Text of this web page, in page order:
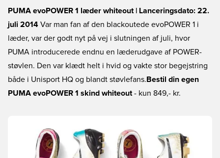
PUMA evoPOWER 1 læder whiteout | Lanceringsdato: 22.
juli 2014 Var man fan af den blackoutede evoPOWER 1 i
læder, var der godt nyt på vej i slutningen af juli, hvor
PUMA introducerede endnu en læderudgave af POWER-
støvlen. Den var klædt helt i hvid og vakte stor begejstring
både i Unisport HQ og blandt støvlefans. Bestil din egen
PUMA evoPOWER 1 skind whiteout - kun 849,- kr.